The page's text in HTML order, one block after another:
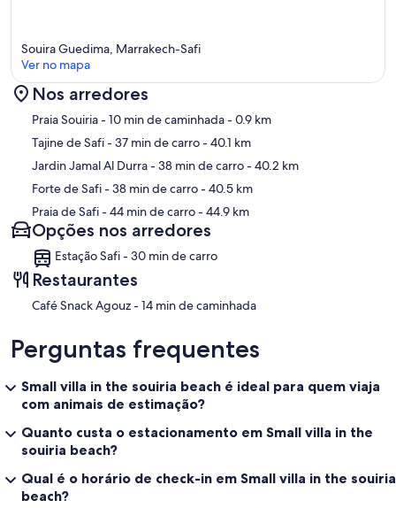
Mapa
Souira Guedima, Marrakech-Safi
Ver no mapa
Nos arredores
Praia Souiria- 10 min de caminhada- 0.9 km
Tajine de Safi- 37 min de carro- 40.1 km
Jardin Jamal Al Durra- 38 min de carro- 40.2 km
Forte de Safi- 38 min de carro- 40.5 km
Praia de Safi- 44 min de carro- 44.9 km
Opções nos arredores
Estação Safi - 30 min de carro
Restaurantes
‪Café Snack Agouz - ‬14 min de caminhada
Perguntas frequentes
Small villa in the souiria beach é ideal para quem viaja
com animais de estimação?
Quanto custa o estacionamento em Small villa in the
souiria beach?
Qual é o horário de check-in em Small villa in the souiria
beach?